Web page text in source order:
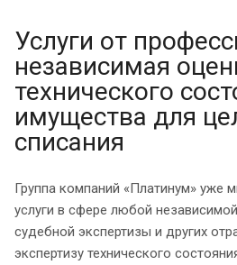
Услуги от
независимая
технического
имущества для
списания
Группа компаний «Платинум» уже
услуги в сфере любой
судебной экспертизы и других
экспертизу технического